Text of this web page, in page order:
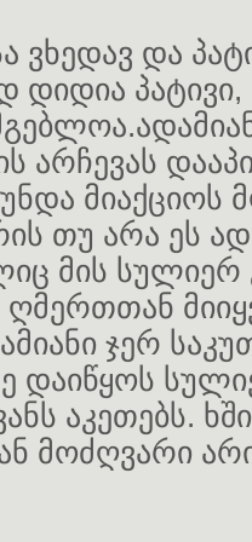
ვხედავ და
დიდია
არჩევას
თუ არა ეს
მის სულიერ
ღმერთთან
ჯერ
დაიწყოს
აკეთებს.
მოძღვარი